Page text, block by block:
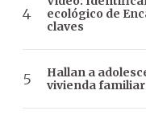
ecológico de
claves
Hallan a
vivienda familiar